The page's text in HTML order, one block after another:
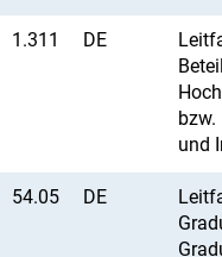
1.311 DE
bzw.
und
54.05 DE